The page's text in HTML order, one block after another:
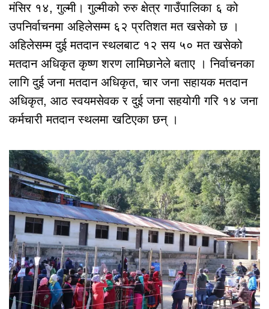
मंसिर १४, गुल्मी। गुल्मीको रुरु क्षेत्र गाउँपालिका ६ को
उपनिर्वाचनमा अहिलेसम्म ६२ प्रतिशत मत खसेको छ ।
अहिलेसम्म दुई मतदान स्थलबाट १२ सय ५० मत खसेको
मतदान अधिकृत कृष्ण शरण लामिछानेले बताए । निर्वाचनका
लागि दुई जना मतदान अधिकृत, चार जना सहायक मतदान
अधिकृत, आठ स्वयमसेवक र दुई जना सहयोगी गरि १४ जना
कर्मचारी मतदान स्थलमा खटिएका छन् ।